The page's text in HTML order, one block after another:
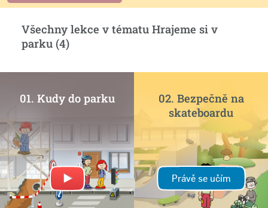
Všechny lekce v tématu Hrajeme si v
parku (4)
01. Kudy do parku
02. Bezpečně na
skateboardu
Právě se učím